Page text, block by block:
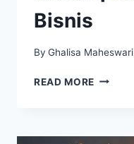
Bisnis
By Ghalisa Maheswari
READ MORE SHIO